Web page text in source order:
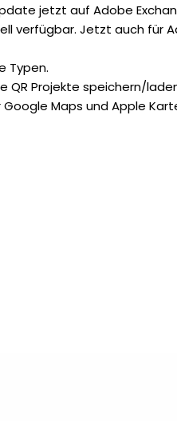
jetzt auf Adobe
verfügbar. Jetzt auch für
Typen.
QR Projekte speichern/
Google Maps und Apple